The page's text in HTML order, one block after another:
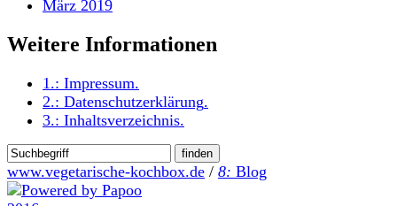
März 2019
Weitere Informationen
1.: Impressum.
2.: Datenschutzerklärung.
3.: Inhaltsverzeichnis.
www.vegetarische-kochbox.de / 8: Blog